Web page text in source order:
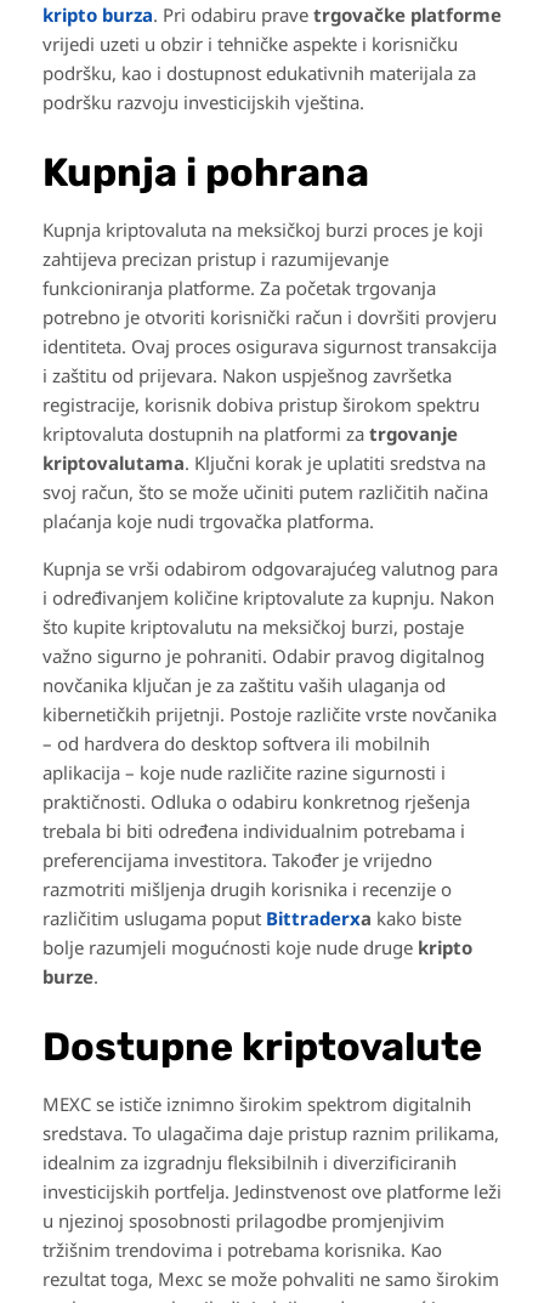
kripto burza. Pri odabiru prave trgovačke platforme
vrijedi uzeti u obzir i tehničke aspekte i korisničku
podršku, kao i dostupnost edukativnih materijala za
podršku razvoju investicijskih vještina.
Kupnja i pohrana
Kupnja kriptovaluta na meksičkoj burzi proces je koji
zahtijeva precizan pristup i razumijevanje
funkcioniranja platforme. Za početak trgovanja
potrebno je otvoriti korisnički račun i dovršiti provjeru
identiteta. Ovaj proces osigurava sigurnost transakcija
i zaštitu od prijevara. Nakon uspješnog završetka
registracije, korisnik dobiva pristup širokom spektru
kriptovaluta dostupnih na platformi za trgovanje
kriptovalutama. Ključni korak je uplatiti sredstva na
svoj račun, što se može učiniti putem različitih načina
plaćanja koje nudi trgovačka platforma.
Kupnja se vrši odabirom odgovarajućeg valutnog para
i određivanjem količine kriptovalute za kupnju. Nakon
što kupite kriptovalutu na meksičkoj burzi, postaje
važno sigurno je pohraniti. Odabir pravog digitalnog
novčanika ključan je za zaštitu vaših ulaganja od
kibernetičkih prijetnji. Postoje različite vrste novčanika
– od hardvera do desktop softvera ili mobilnih
aplikacija – koje nude različite razine sigurnosti i
praktičnosti. Odluka o odabiru konkretnog rješenja
trebala bi biti određena individualnim potrebama i
preferencijama investitora. Također je vrijedno
razmotriti mišljenja drugih korisnika i recenzije o
različitim uslugama poput Bittraderxa kako biste
bolje razumjeli mogućnosti koje nude druge kripto
burze.
Dostupne kriptovalute
MEXC se ističe iznimno širokim spektrom digitalnih
sredstava. To ulagačima daje pristup raznim prilikama,
idealnim za izgradnju fleksibilnih i diverzificiranih
investicijskih portfelja. Jedinstvenost ove platforme leži
u njezinoj sposobnosti prilagodbe promjenjivim
tržišnim trendovima i potrebama korisnika. Kao
rezultat toga, Mexc se može pohvaliti ne samo širokim